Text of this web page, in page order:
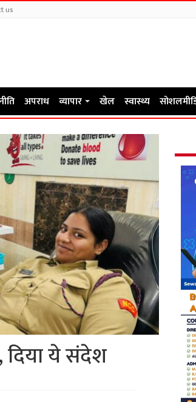
us
अपराध व्यापार खेल स्वास्थ्य
दिया ये संदेश